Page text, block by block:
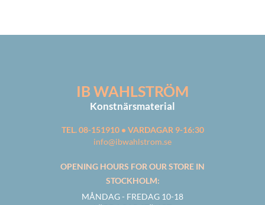
IB WAHLSTRÖM
Konstnärsmaterial
TEL. 08-151910 • VARDAGAR 9-16:30
info@ibwahlstrom.se
OPENING HOURS FOR OUR STORE IN
STOCKHOLM:
MÅNDAG - FREDAG 10-18